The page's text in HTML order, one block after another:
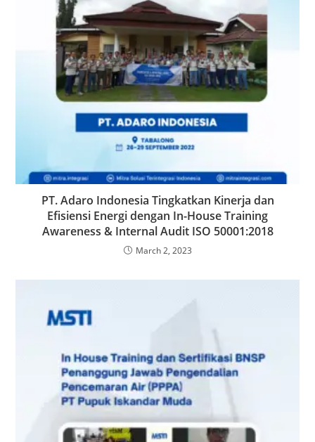
PT. Adaro Indonesia Tingkatkan Kinerja dan
Efisiensi Energi dengan In-House Training
Awareness & Internal Audit ISO 50001:2018
March 2, 2023